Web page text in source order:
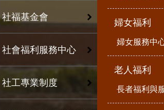
社福基金會
社會福利服務中心
社工專業制度
婦女福利
婦女服務中
老人福利
長者福利與